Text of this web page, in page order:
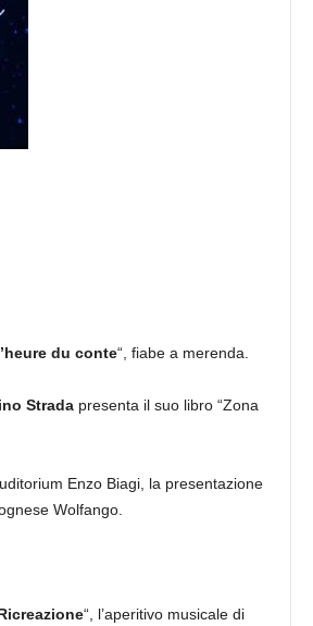
du conte“, fiabe a merenda.
Stradapresenta il suo libro “Zona
Enzo Biagi, la presentazione
Wolfango.
“, l’aperitivo musicale di